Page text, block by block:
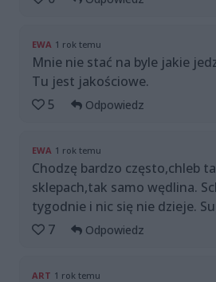
EWA 1 rok temu
Mnie nie stać na byle jakie
Tu jest jakościowe.
5
Odpowiedz
EWA 1 rok temu
Chodzę bardzo często,chleb
sklepach,tak samo wędlina.
tygodnie i nic się nie dzieje.
7
Odpowiedz
ART 1 rok temu